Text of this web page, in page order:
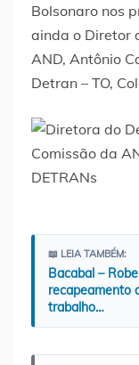
Bolsonaro nos
ainda o Diretor
AND, Antônio
Detran – TO,
📖 LEIA TAMBÉM:
Bacabal –
recapeamento
trabalho…